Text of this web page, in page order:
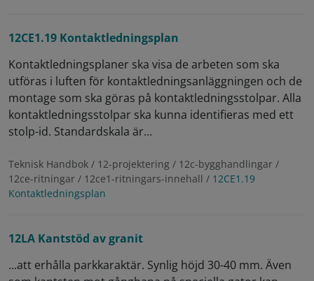
12CE1.19 Kontaktledningsplan
Kontaktledningsplaner ska visa de arbeten som ska
utföras i luften för kontaktledningsanläggningen och de
montage som ska göras på kontaktledningsstolpar. Alla
kontaktledningsstolpar ska kunna identifieras med ett
stolp-id. Standardskala är...
Teknisk Handbok / 12-projektering / 12c-bygghandlingar /
12ce-ritningar / 12ce1-ritningars-innehall / 12CE1.19
Kontaktledningsplan
12LA Kantstöd av granit
...att erhålla parkkaraktär. Synlig höjd 30-40 mm. Även